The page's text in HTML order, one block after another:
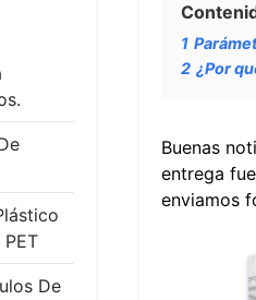
De
1
2 ¿Por
Buenas
entrega
enviamos